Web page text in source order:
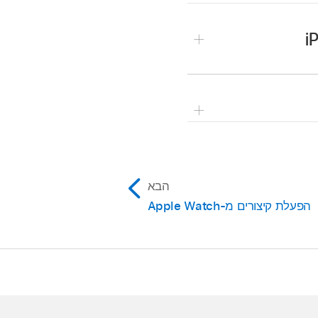
הבא
הפעלת קיצורים מ-Apple Watch